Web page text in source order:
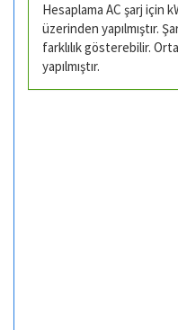
Hesaplama AC şarj için
üzerinden yapılmıştır.
farklılık gösterebilir.
yapılmıştır.